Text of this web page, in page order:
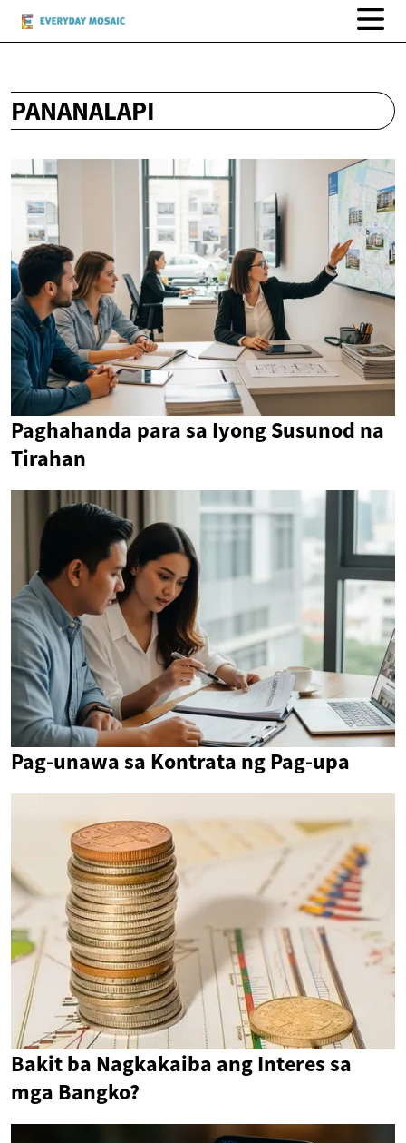
PANANALAPI
Paghahanda para sa Iyong Susunod na
Tirahan
Pag-unawa sa Kontrata ng Pag-upa
Bakit ba Nagkakaiba ang Interes sa
mga Bangko?